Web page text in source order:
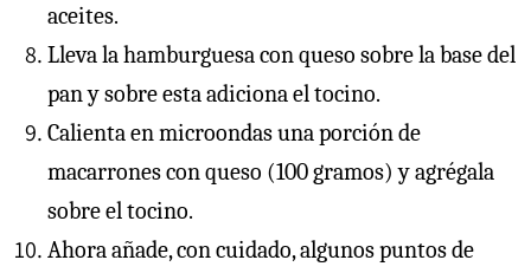
aceites.
Lleva la hamburguesa con queso sobre la base del
pan y sobre esta adiciona el tocino.
Calienta en microondas una porción de
macarrones con queso (100 gramos) y agrégala
sobre el tocino.
Ahora añade, con cuidado, algunos puntos de